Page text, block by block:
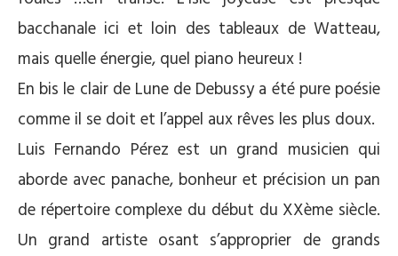
bacchanale ici et loin des tableaux de Watteau,
mais quelle énergie, quel piano heureux !
En bis le clair de Lune de Debussy a été pure poésie
comme il se doit et l’appel aux rêves les plus doux.
Luis Fernando Pérez est un grand musicien qui
aborde avec panache, bonheur et précision un pan
de répertoire complexe du début du XXème siècle.
Un grand artiste osant s’approprier de grands